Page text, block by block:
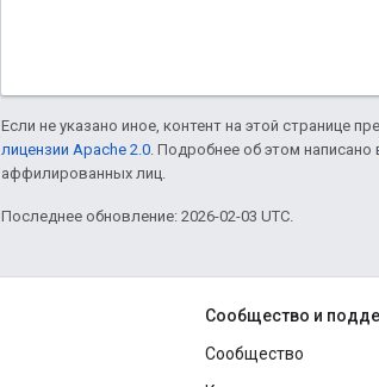
Если не указано иное, контент на этой странице
лицензии Apache 2.0. Подробнее об этом написано
аффилированных лиц.
Последнее обновление: 2026-02-03 UTC.
Сообщество и
Сообщество